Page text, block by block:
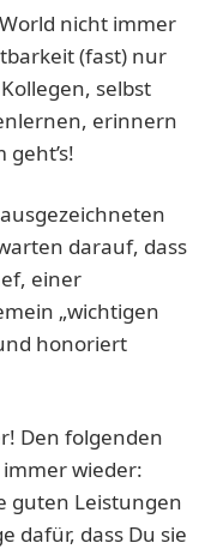
nicht immer
(fast) nur
selbst
erinnern
darauf, dass
einer
„wichtigen
honoriert
Den folgenden
wieder:
guten Leistungen
dafür, dass Du sie